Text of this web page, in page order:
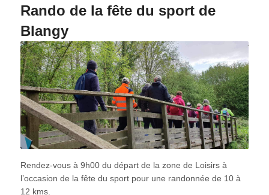
Rando de la fête du sport de
Blangy
Rendez-vous à 9h00 du départ de la zone de Loisirs à
l’occasion de la fête du sport pour une randonnée de 10 à
12 kms.